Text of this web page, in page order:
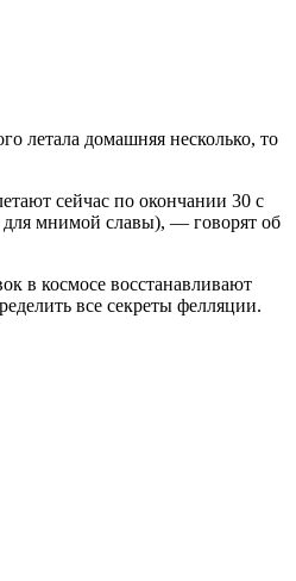
летала домашняя несколько, то
сейчас по окончании 30 с
для мнимой славы), — говорят об
в космосе восстанавливают
все секреты фелляции.